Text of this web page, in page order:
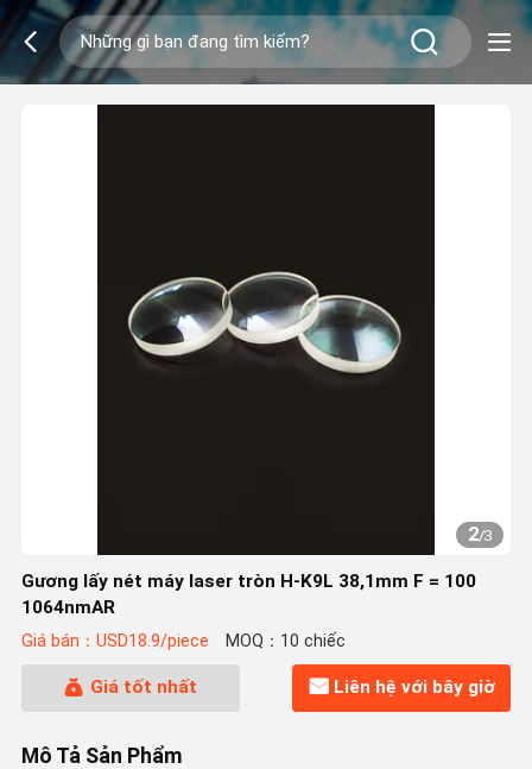
2/3
Gương lấy nét máy laser tròn H-K9L 38,1mm F = 100
1064nmAR
Giá bán：USD18.9/piece MOQ：10 chiếc
Giá tốt nhất Liên hệ với bây giờ
Mô Tả Sản Phẩm